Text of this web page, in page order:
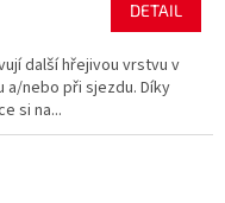
DETAIL
další hřejivou vrstvu v
nebo při sjezdu. Díky
si na...